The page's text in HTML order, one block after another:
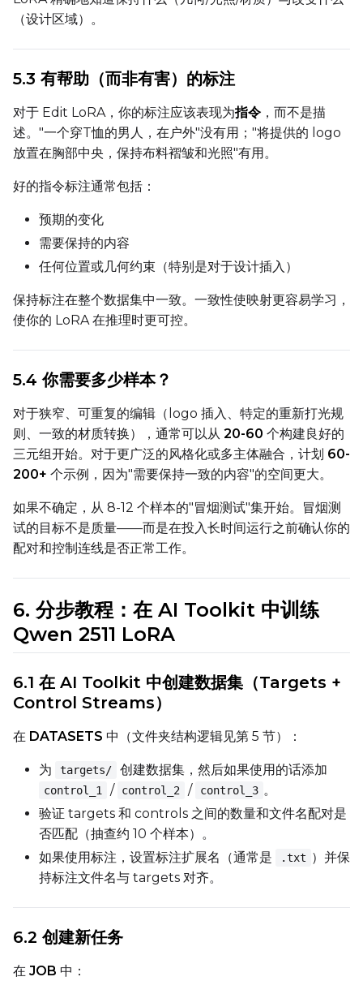
Width
Height
Height
Seed
LoRA Scale
Prompt
（设计区域）。
5.3 有帮助（而非有害）的标注
对于 Edit LoRA，你的标注应该表现为指令 ，而不是描
述。"一个穿T恤的男人，在户外"没有用；"将提供的 logo
放置在胸部中央，保持布料褶皱和光照"有用。
好的指令标注通常包括：
预期的变化
需要保持的内容
任何位置或几何约束（特别是对于设计插入）
保持标注在整个数据集中一致。一致性使映射更容易学习，
使你的 LoRA 在推理时更可控。
5.4 你需要多少样本？
对于狭窄、可重复的编辑（logo 插入、特定的重新打光规
则、一致的材质转换），通常可以从 20-60 个构建良好的
三元组开始。对于更广泛的风格化或多主体融合，计划 60-
200+ 个示例，因为"需要保持一致的内容"的空间更大。
如果不确定，从 8-12 个样本的"冒烟测试"集开始。冒烟测
试的目标不是质量——而是在投入长时间运行之前确认你的
配对和控制连线是否正常工作。
6. 分步教程：在 AI Toolkit 中训练
Qwen 2511 LoRA
6.1 在 AI Toolkit 中创建数据集（Targets +
Control Streams）
在 DATASETS 中（文件夹结构逻辑见第 5 节）：
为 targets/ 创建数据集，然后如果使用的话添加
control_1 / control_2 / control_3 。
验证 targets 和 controls 之间的数量和文件名配对是
否匹配（抽查约 10 个样本）。
如果使用标注，设置标注扩展名（通常是
.txt ）并保
持标注文件名与 targets 对齐。
6.2 创建新任务
在 JOB 中：